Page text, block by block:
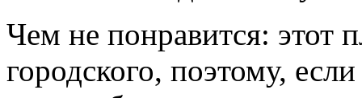
Чем не понравится: этот
городского, поэтому,